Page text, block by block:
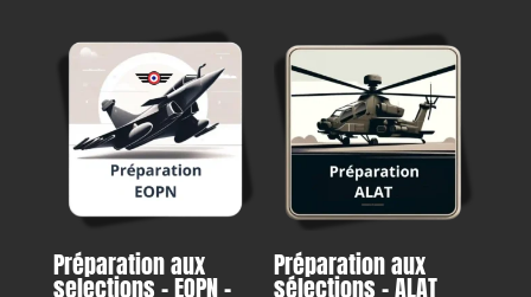
Préparation aux
selections – EOPN –
Préparation aux
sélections – ALAT